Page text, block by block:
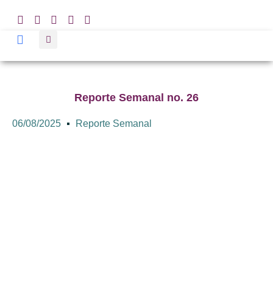
Reporte Semanal no. 26
06/08/2025 Reporte Semanal